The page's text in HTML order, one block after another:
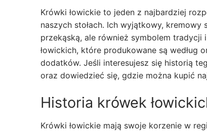
Krówki łowickie to jeden z najbardziej
naszych stołach. Ich wyjątkowy,
przekąską, ale również symbolem
łowickich, które produkowane są według
dodatków. Jeśli interesujesz się historią
oraz dowiedzieć się, gdzie można kupić
Historia krówek
Krówki łowickie mają swoje korzenie w